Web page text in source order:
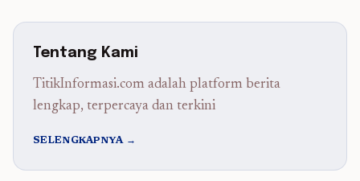
Tentang Kami
TitikInformasi.com adalah platform berita
lengkap, terpercaya dan terkini
SELENGKAPNYA →